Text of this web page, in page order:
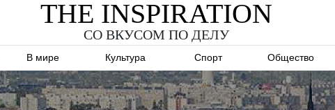
THE INSPIRATION
СО ВКУСОМ ПО ДЕЛУ
В мире Культура Спорт Общество